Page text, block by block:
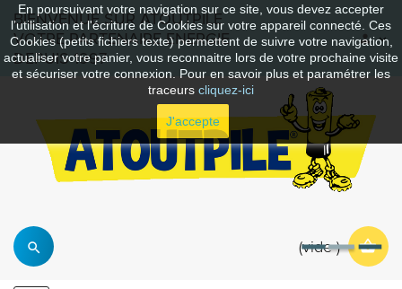
En poursuivant votre navigation sur ce site, vous devez accepter
l’utilisation et l'écriture de Cookies sur votre appareil connecté. Ces
Cookies (petits fichiers texte) permettent de suivre votre navigation,
actualiser votre panier, vous reconnaitre lors de votre prochaine visite
et sécuriser votre connexion. Pour en savoir plus et paramétrer les
traceurs cliquez-ici
J'accepte
BIENVENUE SUR ATOUTPILE
VOTRE PARTENAIRE ENERGIE
DEPUIS 1997
vide